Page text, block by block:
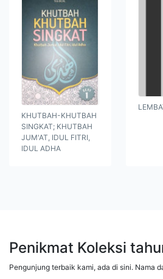
KHUTBAH-KHUTBAH
SINGKAT; KHUTBAH
JUM'AT, IDUL FITRI,
IDUL ADHA
Penikmat Koleksi
Pengunjung terbaik kami, ada di sini. Nama